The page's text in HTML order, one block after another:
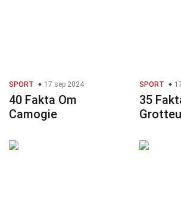
SPORT 17 sep 2024
40 Fakta Om
Camogie
SPORT
35